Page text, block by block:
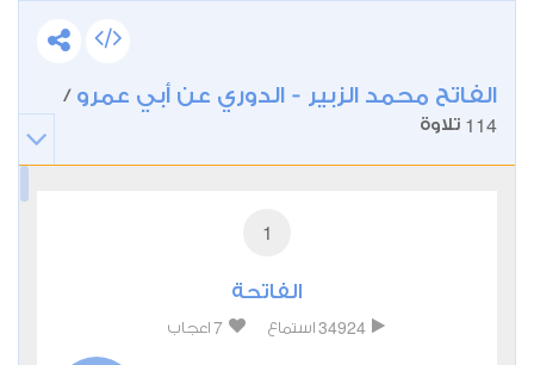
الفاتح محمد الزبير - الدوري عن أبي عمرو /
114 تلاوة
1
الفاتحة
34924 استماع 7 اعجاب